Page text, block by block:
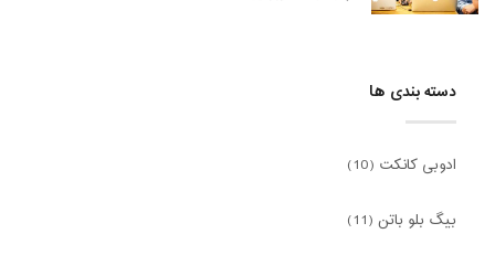
دسته بندی ها
ادوبی کانکت (10)
بیگ بلو باتن (11)